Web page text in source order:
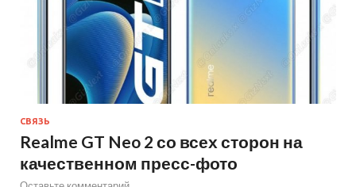
СВЯЗЬ
Realme GT Neo 2 со всех сторон на
качественном пресс-фото